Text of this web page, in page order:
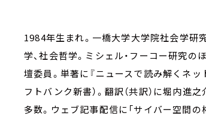
1984年生まれ。一橋大学大学院社会学研
学、社会哲学。ミシェル・フーコー研究
壇委員。単著に『ニュースで読み解くネッ
フトバンク新書）。翻訳（共訳）に堀内進
多数。ウェブ記事配信に「サイバー空間の